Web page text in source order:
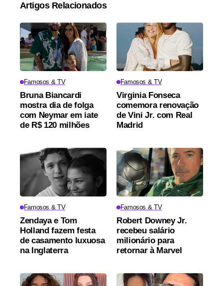
Artigos Relacionados
Famosos & TV
Bruna Biancardi
mostra dia de folga
com Neymar em iate
de R$ 120 milhões
Famosos & TV
Virginia Fonseca
comemora renovação
de Vini Jr. com Real
Madrid
Famosos & TV
Zendaya e Tom
Holland fazem festa
de casamento luxuosa
na Inglaterra
Famosos & TV
Robert Downey Jr.
recebeu salário
milionário para
retornar à Marvel